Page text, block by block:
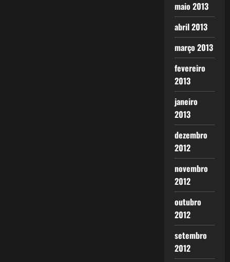
maio 2013
abril 2013
março 2013
fevereiro
2013
janeiro
2013
dezembro
2012
novembro
2012
outubro
2012
setembro
2012